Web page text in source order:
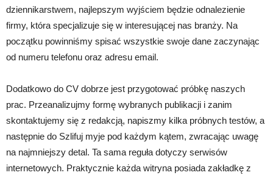
dziennikarstwem, najlepszym wyjściem będzie odnalezienie
firmy, która specjalizuje się w interesującej nas branży. Na
początku powinniśmy spisać wszystkie swoje dane zaczynając
od numeru telefonu oraz adresu email.
Dodatkowo do CV dobrze jest przygotować próbkę naszych
prac. Przeanalizujmy formę wybranych publikacji i zanim
skontaktujemy się z redakcją, napiszmy kilka próbnych testów, a
następnie do Szlifuj myje pod każdym kątem, zwracając uwagę
na najmniejszy detal. Ta sama reguła dotyczy serwisów
internetowych. Praktycznie każda witryna posiada zakładkę z